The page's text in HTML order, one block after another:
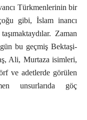
Türkmenlerinin bir
gibi, İslam inancı
Zaman
bu geçmiş Bektaşi-
Ali, Murtaza isimleri,
ve adetlerde görülen
unsurlarıda göç